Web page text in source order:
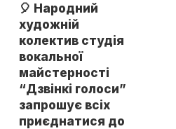
🎈 Народний
художній
колектив студія
вокальної
майстерності
“Дзвінкі голоси”
запрошує всіх
приєднатися до